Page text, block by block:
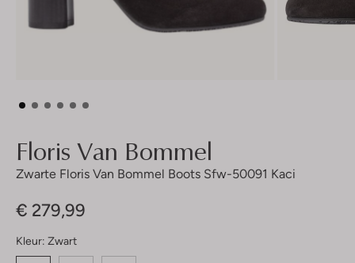
Floris Van Bommel
Zwarte Floris Van Bommel Boots Sfw-50091 Kaci
€ 279,99
Kleur: Zwart